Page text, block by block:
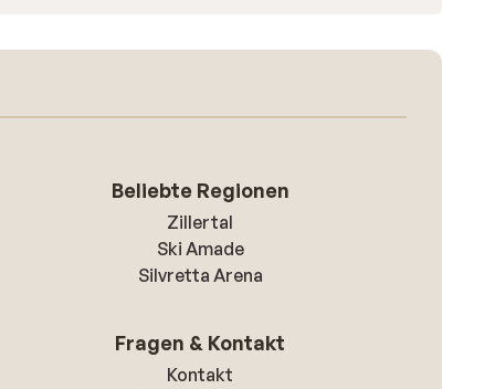
Beliebte Regionen
Zillertal
Ski Amade
Silvretta Arena
Fragen & Kontakt
Kontakt